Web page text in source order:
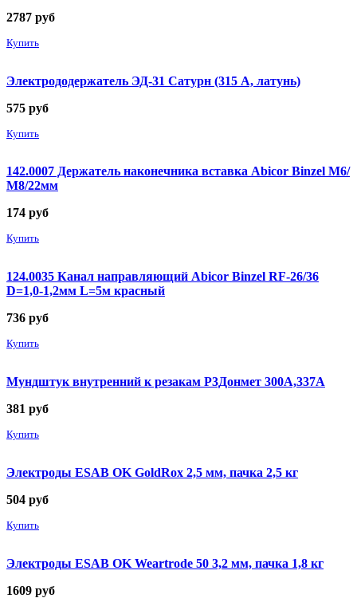
2787 руб
Купить
Электрододержатель ЭД-31 Сатурн (315 А, латунь)
575 руб
Купить
142.0007 Держатель наконечника вставка Abicor Binzel М6/
М8/22мм
174 руб
Купить
124.0035 Канал направляющий Abicor Binzel RF-26/36
D=1,0-1,2мм L=5м красный
736 руб
Купить
Мундштук внутренний к резакам Р3Донмет 300А,337А
381 руб
Купить
Электроды ESAB OK GoldRox 2,5 мм, пачка 2,5 кг
504 руб
Купить
Электроды ESAB OK Weartrode 50 3,2 мм, пачка 1,8 кг
1609 руб